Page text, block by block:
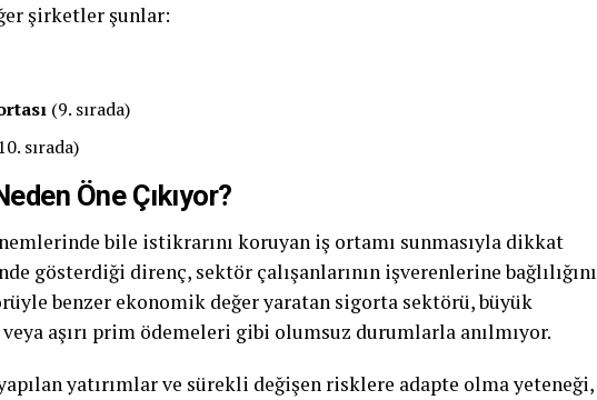
şirketler şunlar:
(9. sırada)
sırada)
Öne Çıkıyor?
bile istikrarını koruyan iş ortamı sunmasıyla dikkat
gösterdiği direnç, sektör çalışanlarının işverenlerine bağlılığını
benzer ekonomik değer yaratan sigorta sektörü, büyük
aşırı prim ödemeleri gibi olumsuz durumlarla anılmıyor.
yatırımlar ve sürekli değişen risklere adapte olma yeteneği,